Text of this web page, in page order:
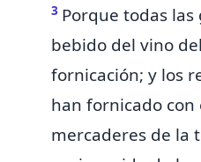
3 Porque todas las
bebido del vino
fornicación; y los
han fornicado con
mercaderes de la